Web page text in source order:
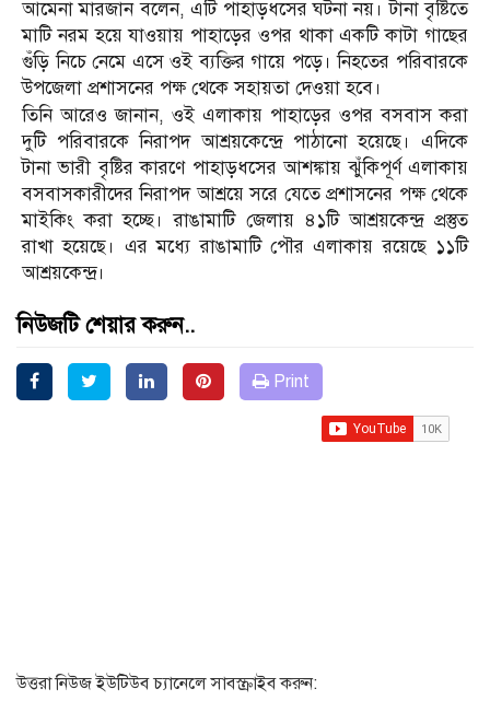
আমেনা মারজান বলেন, এটি পাহাড়ধসের ঘটনা নয়। টানা বৃষ্টিতে
মাটি নরম হয়ে যাওয়ায় পাহাড়ের ওপর থাকা একটি কাটা গাছের
গুঁড়ি নিচে নেমে এসে ওই ব্যক্তির গায়ে পড়ে। নিহতের পরিবারকে
উপজেলা প্রশাসনের পক্ষ থেকে সহায়তা দেওয়া হবে।
তিনি আরেও জানান, ওই এলাকায় পাহাড়ের ওপর বসবাস করা
দুটি পরিবারকে নিরাপদ আশ্রয়কেন্দ্রে পাঠানাে হয়েছে। এদিকে
টানা ভারী বৃষ্টির কারণে পাহাড়ধসের আশঙ্কায় ঝুঁকিপূর্ণ এলাকায়
বসবাসকারীদের নিরাপদ আশ্রয়ে সরে যেতে প্রশাসনের পক্ষ থেকে
মাইকিং করা হচ্ছে। রাঙামাটি জেলায় ৪১টি আশ্রয়কেন্দ্র প্রস্তুত
রাখা হয়েছে। এর মধ্যে রাঙামাটি পৌর এলাকায় রয়েছে ১১টি
আশ্রয়কেন্দ্র।
নিউজটি শেয়ার করুন..
Print
উত্তরা নিউজ ইউটিউব চ্যানেলে সাবস্ক্রাইব করুন: